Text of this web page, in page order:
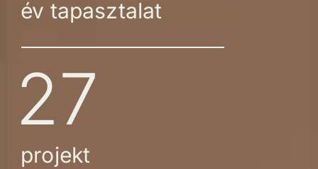
év tapasztalat
27
projekt